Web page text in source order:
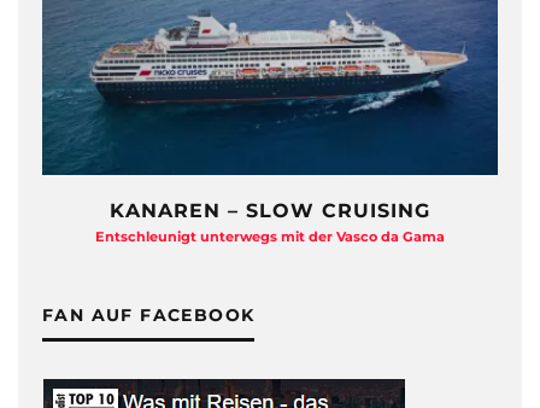
KANAREN – SLOW CRUISING
Entschleunigt unterwegs mit der Vasco da Gama
FAN AUF FACEBOOK